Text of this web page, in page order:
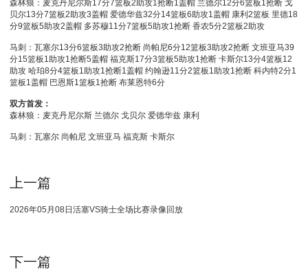
森林狼：麦克丹尼尔斯17分7篮板2助攻1抢断1盖帽 兰德尔12分6篮板1抢断 戈
贝尔13分7篮板2助攻3盖帽 爱德华兹32分14篮板6助攻1盖帽 康利2篮板 里德18
分9篮板5助攻2盖帽 多苏穆11分7篮板5助攻1抢断 香农5分2篮板2助攻
马刺：瓦塞尔13分6篮板3助攻2抢断 尚帕尼6分12篮板3助攻2抢断 文班亚马39
分15篮板1助攻1抢断5盖帽 福克斯17分3篮板5助攻1抢断 卡斯尔13分4篮板12
助攻 哈珀8分4篮板1助攻1抢断1盖帽 约翰逊11分2篮板1助攻1抢断 科内特2分1
篮板1盖帽 巴恩斯1篮板1抢断 布莱恩特6分
双方首发：
森林狼：麦克丹尼尔斯 兰德尔 戈贝尔 爱德华兹 康利
马刺：瓦塞尔 尚帕尼 文班亚马 福克斯 卡斯尔
上一篇
2026年05月08日活塞VS骑士全场比赛录像回放
下一篇